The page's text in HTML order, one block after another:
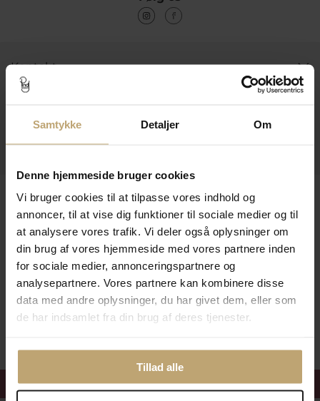
Samtykke Detaljer Om
Denne hjemmeside bruger cookies
Vi bruger cookies til at tilpasse vores indhold og
annoncer, til at vise dig funktioner til sociale medier og til
at analysere vores trafik. Vi deler også oplysninger om
din brug af vores hjemmeside med vores partnere inden
for sociale medier, annonceringspartnere og
analysepartnere. Vores partnere kan kombinere disse
data med andre oplysninger, du har givet dem, eller som
de har indsamlet fra din brug af deres tjenester.
Tillad alle
Kontakt
Åbningstider I Butikken
Information
Leveringsmuligheder
Betalingsmuligheder
Sikker Og Tryg E-Handel
Få 15%velkomstrabat